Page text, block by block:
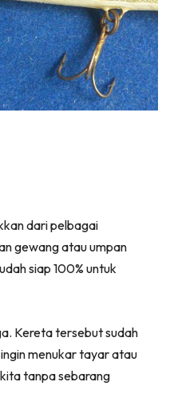
dari pelbagai
gewang atau umpan
siap 100% untuk
Kereta tersebut sudah
menukar tayar atau
tanpa sebarang